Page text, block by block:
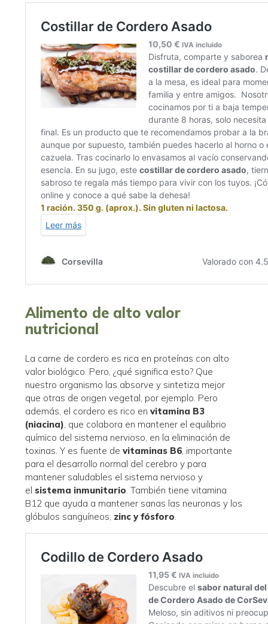
Alimento de alto valor
nutricional
La carne de cordero es rica en proteínas con alto
valor biológico. Pero, ¿qué significa esto? Que
nuestro organismo las absorve y sintetiza mejor
que otras de origen vegetal, por ejemplo. Pero
además, el cordero es rico envitamina B3
(niacina), que colabora en mantener el equilibrio
químico del sistema nervioso, en la eliminación de
toxinas. Y es fuente devitaminas B6, importante
para el desarrollo normal del cerebro y para
mantener saludables el sistema nervioso y
el sistema inmunitario. También tiene vitamina
B12 que ayuda a mantener sanas las neuronas y los
glóbulos sanguíneos, zinc y fósforo.